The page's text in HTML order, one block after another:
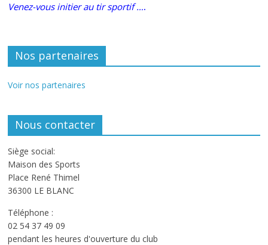
Venez-vous initier au tir sportif ….
Nos partenaires
Voir nos partenaires
Nous contacter
Siège social:
Maison des Sports
Place René Thimel
36300 LE BLANC
Téléphone :
02 54 37 49 09
pendant les heures d'ouverture du club